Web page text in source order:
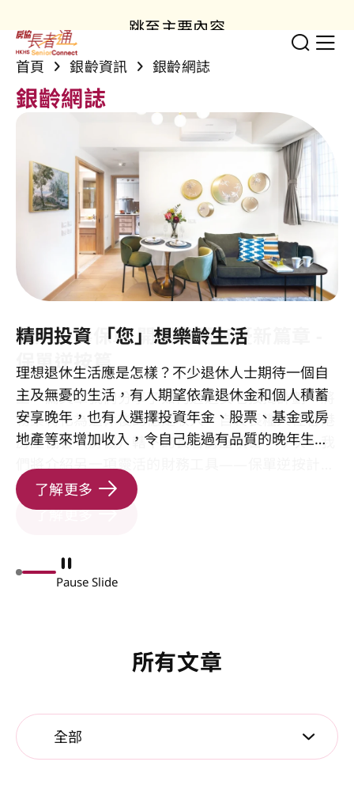
跳至主要內容
切換
顯
首頁 銀齡資訊 銀齡網誌
銀齡網誌
善用人壽保單 開展退而無憂新篇章 -
保單逆按篇
上一篇文章我們分享了如何透過安老按揭計劃，將
物業轉化為退休後的穩定收入，自製長糧入住香港
房屋協會（房協）轄下的長者房屋項目。今次，我
們將介紹另一項靈活的財務工具——保單逆按計劃
（保單逆按），助你將持有的人壽保單「活化」，
釋放其價值，以充裕的資金享受自主無憂的退休生
了解更多
精明投資 「您」想樂齡生活
理想退休生活應是怎樣？不少退休人士期待一個自
主及無憂的生活，有人期望依靠退休金和個人積蓄
安享晚年，也有人選擇投資年金、股票、基金或房
地產等來增加收入，令自己能過有品質的晚年生
寡，而在於如何投資晚年生活。
了解更多
Pause Slide
所有文章
全部